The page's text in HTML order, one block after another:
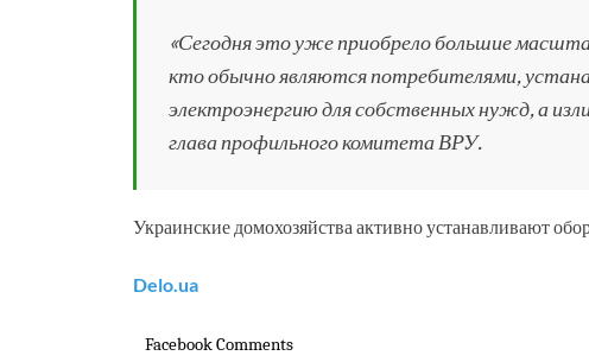
«Сегодня это уже приобрело большие
кто обычно являются потребителями,
электроэнергию для собственных нужд, а
глава профильного комитета ВРУ.
Украинские домохозяйства активно устанавливают
Delo.ua
Facebook Comments